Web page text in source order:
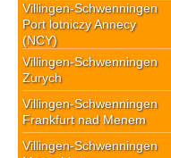
Villingen-Schwenningen
Port lotniczy Annecy
(NCY)
Villingen-Schwenningen
Zurych
Villingen-Schwenningen
Frankfurt nad Menem
Villingen-Schwenningen